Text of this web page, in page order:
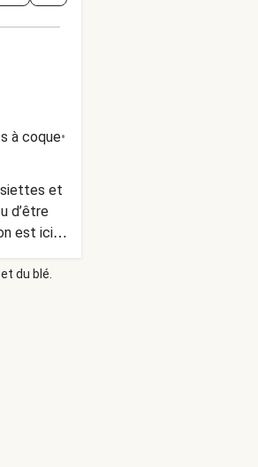
à coque•
et
d’être
est ici
du blé.